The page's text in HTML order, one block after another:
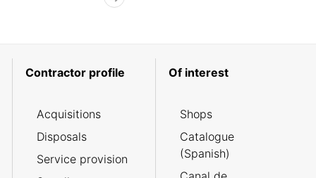
Contractor profile
Acquisitions
Disposals
Service provision
Of interest
Shops
Catalogue
(Spanish)